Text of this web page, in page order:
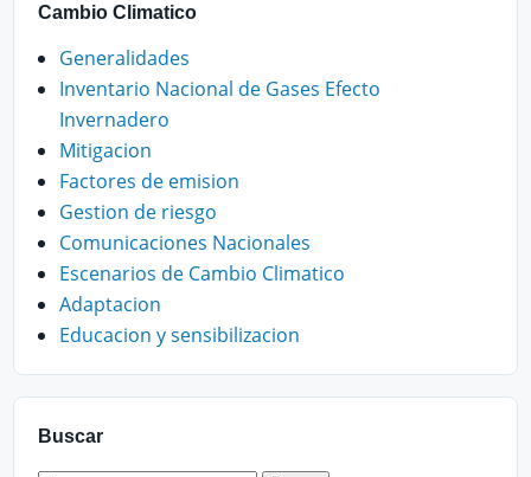
Cambio Climatico
Generalidades
Inventario Nacional de Gases Efecto
Invernadero
Mitigacion
Factores de emision
Gestion de riesgo
Comunicaciones Nacionales
Escenarios de Cambio Climatico
Adaptacion
Educacion y sensibilizacion
Buscar